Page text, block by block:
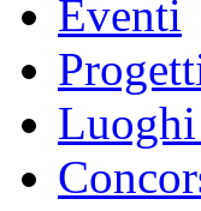
Eventi